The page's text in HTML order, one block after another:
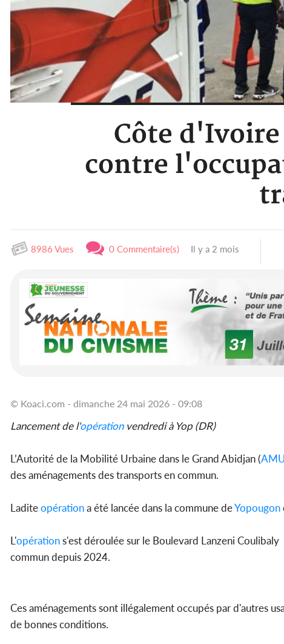
Côte d'Ivoire
contre
8986 Vues 0 Commentaire(s) Il y a 2 mois
© Koaci.com - dimanche 24 mai 2026 - 09:08
Lancement de l'opérationvendredi à Yop (DR)
L’Autorité de la Mobilité Urbaine dans le Grand Abidjan (
des aménagements des transports en commun.
Laditeopérationa été lancée dans la commune deYopougon
L'opérations'est déroulée sur le Boulevard Lanzeni
commun depuis 2024.
Ces aménagements sont illégalement occupés par d'autres
de bonnes conditions.